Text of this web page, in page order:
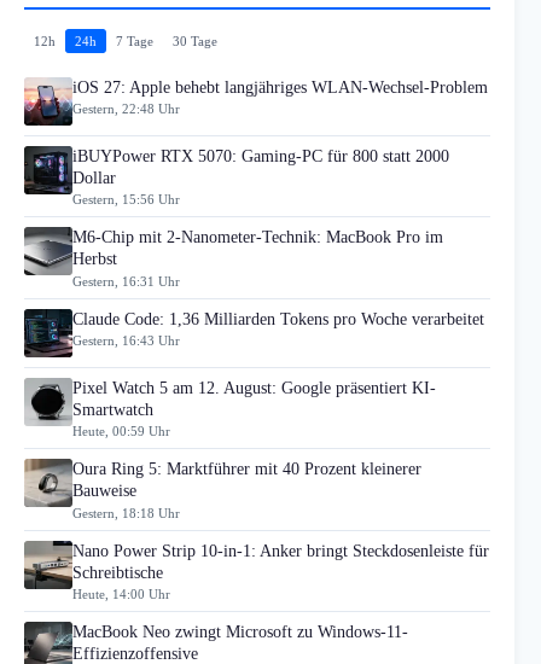
12h 24h 7 Tage 30 Tage
iOS 27: Apple behebt langjähriges WLAN-Wechsel-Problem
Gestern, 22:48 Uhr
iBUYPower RTX 5070: Gaming-PC für 800 statt 2000
Dollar
Gestern, 15:56 Uhr
M6-Chip mit 2-Nanometer-Technik: MacBook Pro im
Herbst
Gestern, 16:31 Uhr
Claude Code: 1,36 Milliarden Tokens pro Woche verarbeitet
Gestern, 16:43 Uhr
Pixel Watch 5 am 12. August: Google präsentiert KI-
Smartwatch
Heute, 00:59 Uhr
Oura Ring 5: Marktführer mit 40 Prozent kleinerer
Bauweise
Gestern, 18:18 Uhr
Nano Power Strip 10-in-1: Anker bringt Steckdosenleiste für
Schreibtische
Heute, 14:00 Uhr
MacBook Neo zwingt Microsoft zu Windows-11-
Effizienzoffensive